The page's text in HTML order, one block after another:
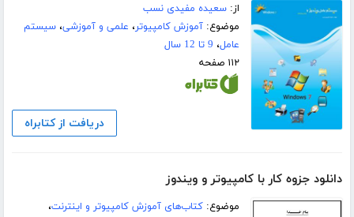
از:سعیده مفیدی نسب
موضوع:آموزش کامپیوتر، علمی و آموزشی،سیستم
عامل، 9 تا 12 سال
۱۱۲ صفحه
دریافت از کتابراه
دانلود جزوه کار با کامپیوتر و ویندوز
موضوع:کتاب‌های آموزش کامپیوتر و اینترنت،